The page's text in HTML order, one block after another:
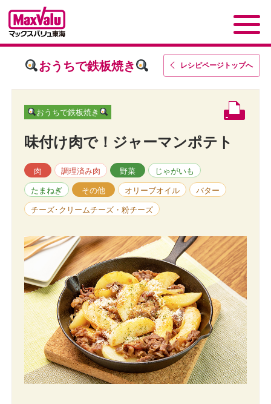
レシピページトップへ
おうちで鉄板焼き
おうちで鉄板焼き
味付け肉で！ジャーマンポテト
肉 調理済み肉 野菜 じゃがいも
たまねぎ その他 オリーブオイル バター
チーズ･クリームチーズ・粉チーズ